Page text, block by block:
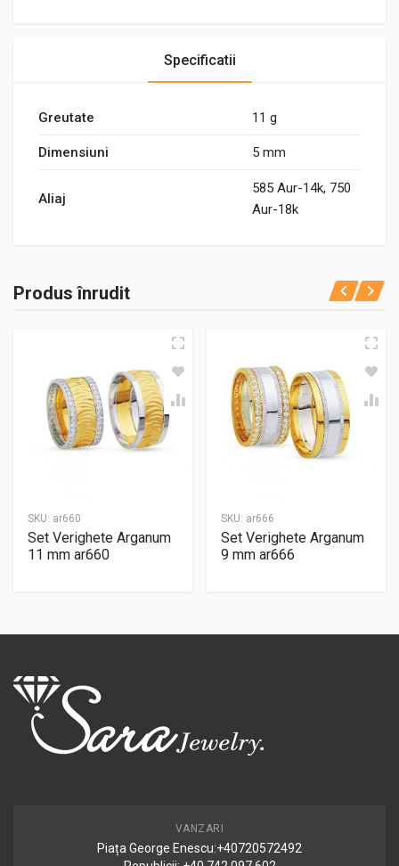
Specificatii
Greutate 11 g
Dimensiuni 5 mm
Aliaj
585 Aur-14k, 750
Aur-18k
Produs înrudit
SKU: ar660
Set Verighete Arganum
11 mm ar660
SKU: ar666
Set Verighete Arganum
9 mm ar666
VANZARI
Piața George Enescu:+40720572492